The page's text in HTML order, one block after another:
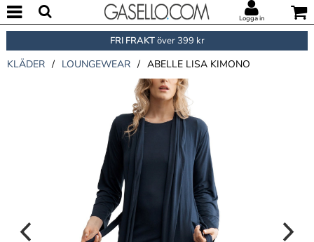
Logga in
FRI FRAKTöver 399 kr
KLÄDER / LOUNGEWEAR / ABELLE LISA KIMONO